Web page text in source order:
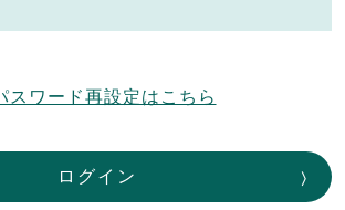
スワード再設定はこちら
ログイン